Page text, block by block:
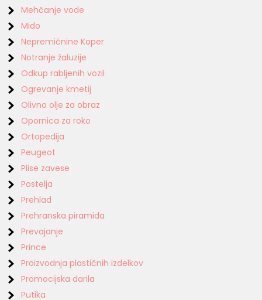
Mehčanje vode
Mido
Nepremičnine Koper
Notranje žaluzije
Odkup rabljenih vozil
Ogrevanje kmetij
Olivno olje za obraz
Opornica za roko
Ortopedija
Peugeot
Plise zavese
Postelja
Prehlad
Prehranska piramida
Prevajanje
Prince
Proizvodnja plastičnih izdelkov
Promocijska darila
Putika